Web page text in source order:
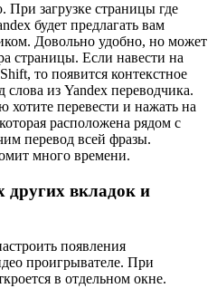
загрузке страницы где
будет предлагать вам
Довольно удобно, но может
страницы. Если навести на
то появится контекстное
слова из Yandex переводчика.
хотите перевести и нажать на
расположена рядом с
перевод всей фразы.
много времени.
других вкладок и
появления
проигрывателе. При
в отдельном окне.